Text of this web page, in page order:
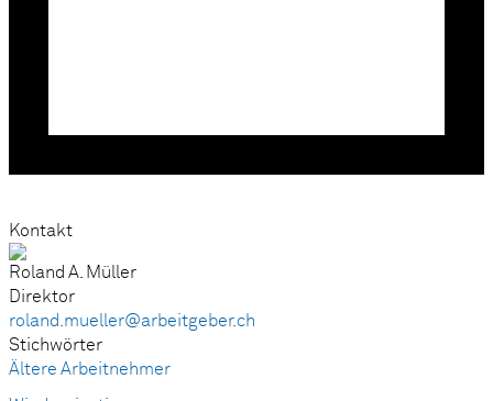
Kontakt
Roland A. Müller
Direktor
roland.mueller@arbeitgeber.ch
Stichwörter
Ältere Arbeitnehmer